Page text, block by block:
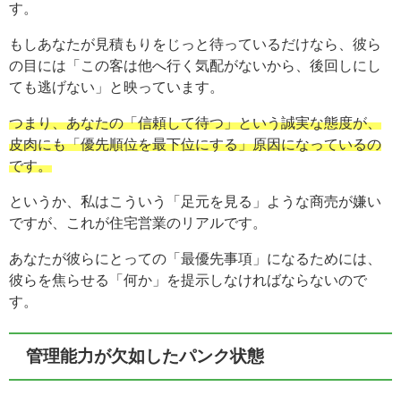
す。
もしあなたが見積もりをじっと待っているだけなら、彼ら
の目には「この客は他へ行く気配がないから、後回しにし
ても逃げない」と映っています。
つまり、あなたの「信頼して待つ」という誠実な態度が、
皮肉にも「優先順位を最下位にする」原因になっているの
です。
というか、私はこういう「足元を見る」ような商売が嫌い
ですが、これが住宅営業のリアルです。
あなたが彼らにとっての「最優先事項」になるためには、
彼らを焦らせる「何か」を提示しなければならないので
す。
管理能力が欠如したパンク状態